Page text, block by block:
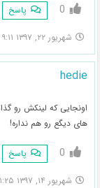
0 پاسخ
شهریور ۲۲, ۱۳۹۷ ۹:۱۱ ب.ظ
hedie
اونجایی که لینکش رو
های دیگع رو هم نداره!
0 پاسخ
شهریور ۱۴, ۱۳۹۷ ۱:۲۵ ق.ظ